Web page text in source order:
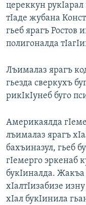
цереккун рукIарал
тIаде жубана
гьеб ярагъ Ростов
полигоналда
Лъималаз ярагъ
гьезда сверкухъ
рикIкIунеб буго
Америкаялда
лъималаз ярагъ
бахъиназул, гьеб
гIемерго эркенаб
букIиналда. Жакъа
хIалтIизабизе
хIал букIинила